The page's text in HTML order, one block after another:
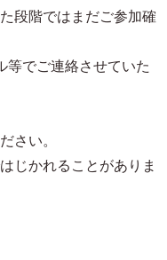
段階ではまだご参加確
等でご連絡させていた
さい。
じかれることがありま